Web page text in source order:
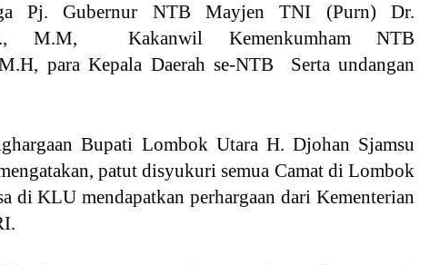
Pj. Gubernur NTB Mayjen TNI (Purn) Dr.
M.M, Kakanwil Kemenkumham NTB
para Kepala Daerah se-NTB Serta undangan
Bupati Lombok Utara H. Djohan Sjamsu
patut disyukuri semua Camat di Lombok
di KLU mendapatkan perhargaan dari Kementerian